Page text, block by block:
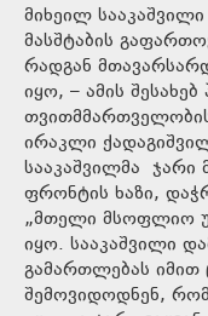
მიხეილ
მასშტაბის
რადგან
იყო, – ამის
ირაკლი
სააკაშვილმა ჯარი
ფრონტის ხაზი,
„მთელი მსოფლიო
იყო. სააკაშვილი
გამართლებას
შემოვიდოდნენ,